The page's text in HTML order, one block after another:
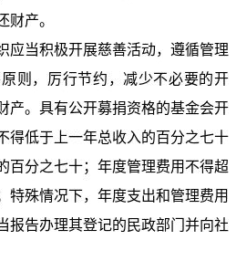
财产。
当积极开展慈善活动，遵循管理
则，厉行节约，减少不必要的开
产。具有公开募捐资格的基金会开
得低于上一年总收入的百分之七十
百分之七十；年度管理费用不得超
特殊情况下，年度支出和管理费用
报告办理其登记的民政部门并向社